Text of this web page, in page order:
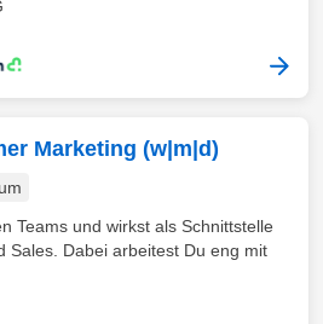
Marketing (w|m|d)
Teams und wirkst als Schnittstelle
Sales. Dabei arbeitest Du eng mit